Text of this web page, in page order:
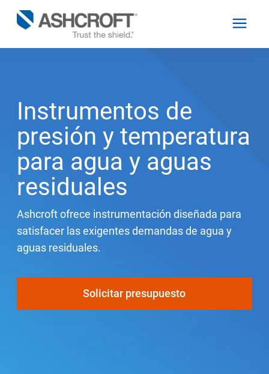
Industrias
Seleccione una zona geográfica
Instrumentos de
presión y temperatura
para agua y aguas
residuales
Ashcroft ofrece instrumentación diseñada para
satisfacer las exigentes demandas de agua y
aguas residuales.
Solicitar presupuesto